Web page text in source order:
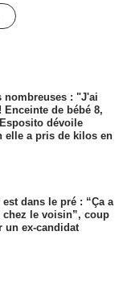
nombreuses : "J'ai
Enceinte de bébé 8,
dévoile
elle a pris de kilos en
est dans le pré : “Ça a
chez le voisin”, coup
un ex-candidat